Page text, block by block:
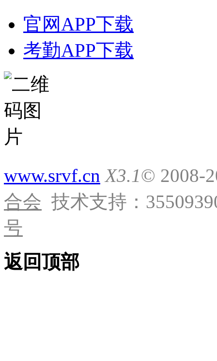
官网APP下载
考勤APP下载
www.srvf.cn X3.1© 2008-
合会 技术支持：
号
返回顶部